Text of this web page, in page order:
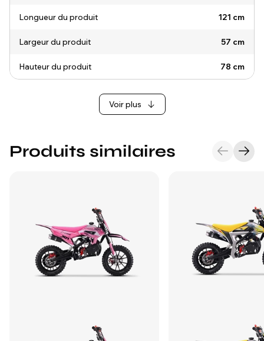
Longueur du produit 121 cm
Largeur du produit 57 cm
Hauteur du produit 78 cm
Voir plus
Produits similaires